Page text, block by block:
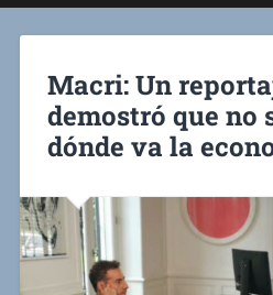
Macri: Un
demostró que no
dónde va la